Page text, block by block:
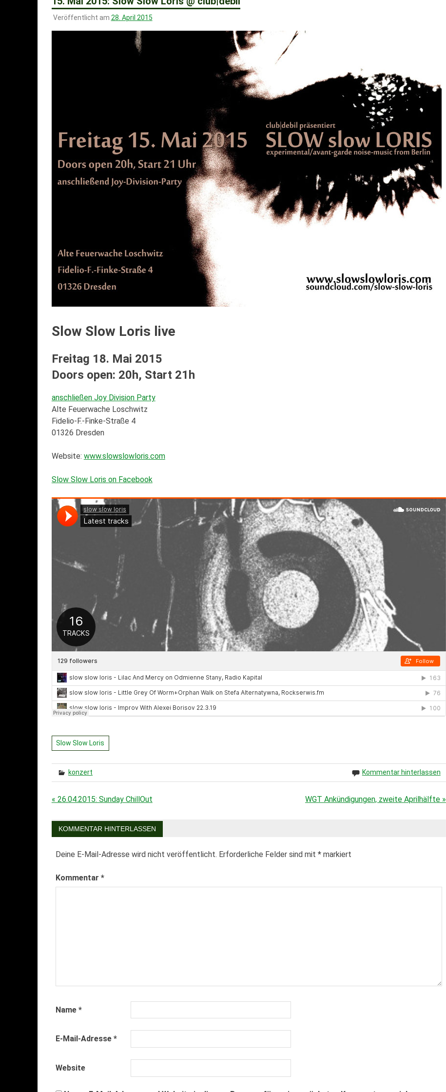
Veröffentlicht am 28. April 2015
Slow Slow Loris live
Freitag 18. Mai 2015
Doors open: 20h, Start 21h
anschließen Joy Division Party
Alte Feuerwache Loschwitz
Fidelio-F.-Finke-Straße 4
01326 Dresden
Website: www.slowslowloris.com
Slow Slow Loris on Facebook
Slow Slow Loris
konzert Kommentar hinterlassen
« 26.04.2015: Sunday ChillOut WGT Ankündigungen, zweite Aprilhälfte »
KOMMENTAR HINTERLASSEN
Deine E-Mail-Adresse wird nicht veröffentlicht. Erforderliche Felder sind mit *markiert
Kommentar *
Name *
E-Mail-Adresse *
Website